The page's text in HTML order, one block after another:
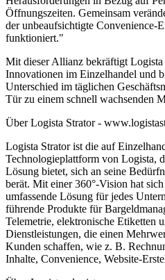
Öffnungszeiten. Gemeinsam
der unbeaufsichtigte Convenience-
funktioniert."
Mit dieser Allianz bekräftigt Logista
Innovationen im Einzelhandel und
Unterschied im täglichen
Tür zu einem schnell wachsenden
Über Logista Strator -
Logista Strator ist die auf
Technologieplattform von Logista,
Lösung bietet, sich an seine
berät. Mit einer 360°-Vision hat
umfassende Lösung für jedes
führende Produkte für
Telemetrie, elektronische Etiketten
Dienstleistungen, die einen
Kunden schaffen, wie z. B.
Inhalte, Convenience, Website-